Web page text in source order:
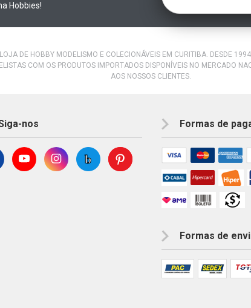
Hobbies!
DE HOBBY MODELISMO E COLECIONÁVEIS EM CURITIBA. DESDE
COM OS PRODUTOS IMPORTADOS DISPONÍVEIS NO MERCADO
AOS NOSSOS CLIENTES.
nos Formas de
Formas de